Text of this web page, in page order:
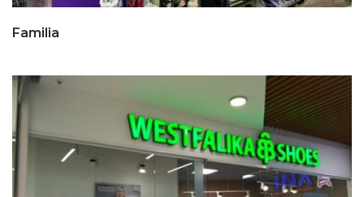
Familia